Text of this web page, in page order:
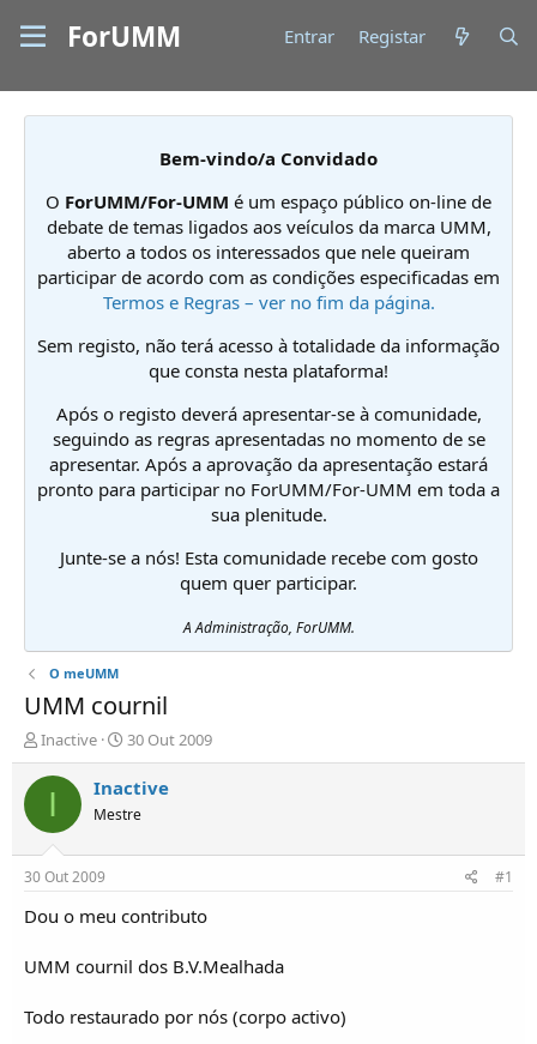
ForUMM Entrar Registar
Bem-vindo/a Convidado
O ForUMM/For-UMM é um espaço público on-line de
debate de temas ligados aos veículos da marca UMM,
aberto a todos os interessados que nele queiram
participar de acordo com as condições especificadas em
Termos e Regras – ver no fim da página.
Sem registo, não terá acesso à totalidade da informação
que consta nesta plataforma!
Após o registo deverá apresentar-se à comunidade,
seguindo as regras apresentadas no momento de se
apresentar. Após a aprovação da apresentação estará
pronto para participar no ForUMM/For-UMM em toda a
sua plenitude.
Junte-se a nós! Esta comunidade recebe com gosto
quem quer participar.
A Administração, ForUMM.
O meUMM
UMM cournil
I
n
i
i
d
o
r
T
p
Inactive
D
a
t
d
í
o
30 Out 2009
I Inactive
Mestre
30 Out 2009 #1
Dou o meu contributo
UMM cournil dos B.V.Mealhada
Todo restaurado por nós (corpo activo)